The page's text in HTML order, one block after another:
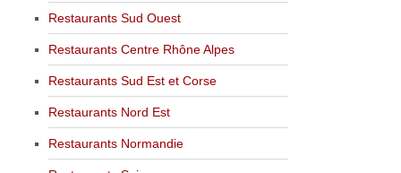
Restaurants Sud Ouest
Restaurants Centre Rhône Alpes
Restaurants Sud Est et Corse
Restaurants Nord Est
Restaurants Normandie